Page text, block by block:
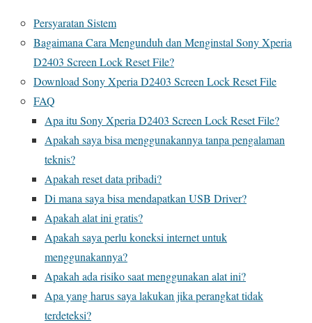
Persyaratan Sistem
Bagaimana Cara Mengunduh dan Menginstal Sony Xperia
D2403 Screen Lock Reset File?
Download Sony Xperia D2403 Screen Lock Reset File
FAQ
Apa itu Sony Xperia D2403 Screen Lock Reset File?
Apakah saya bisa menggunakannya tanpa pengalaman
teknis?
Apakah reset data pribadi?
Di mana saya bisa mendapatkan USB Driver?
Apakah alat ini gratis?
Apakah saya perlu koneksi internet untuk
menggunakannya?
Apakah ada risiko saat menggunakan alat ini?
Apa yang harus saya lakukan jika perangkat tidak
terdeteksi?